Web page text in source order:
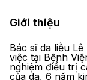
Giới thiệu
Bác sĩ da liễu
việc tại Bệnh
nghiệm điều trị
của da, 6 năm